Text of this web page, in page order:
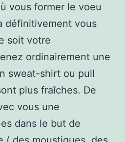
vous former le voeu
définitivement vous
soit votre
ordinairement une
sweat-shirt ou pull
plus fraîches. De
vous une
dans le but de